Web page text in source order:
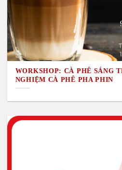
WORKSHOP: CÀ PHÊ SÁNG
NGHIỆM CÀ PHÊ PHA PHIN